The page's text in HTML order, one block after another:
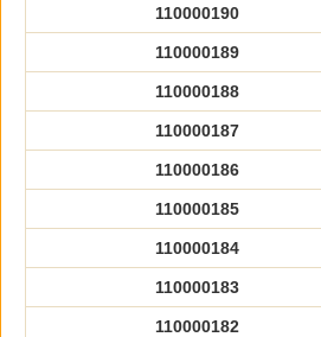
110000190
110000189
110000188
110000187
110000186
110000185
110000184
110000183
110000182